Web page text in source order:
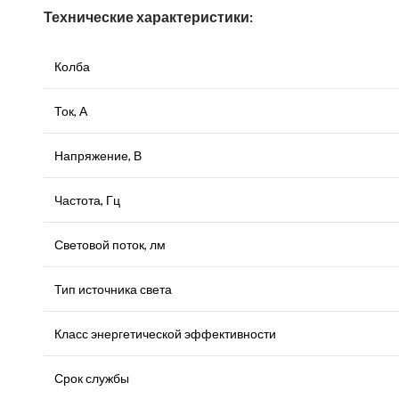
Технические характеристики:
Колба
Ток, А
Напряжение, В
Частота, Гц
Световой поток, лм
Тип источника света
Класс энергетической эффективности
Срок службы